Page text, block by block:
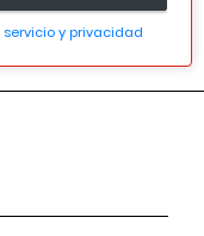
servicio y privacidad